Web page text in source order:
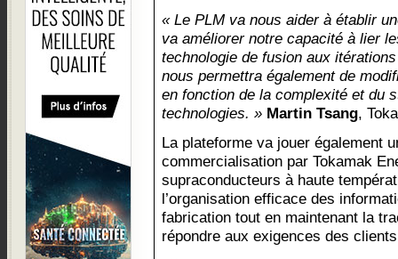
« Le PLM va nous aider à établir
va améliorer notre capacité à lier
technologie de fusion aux
nous permettra également de
en fonction de la complexité et du
technologies. » Martin Tsang,
La plateforme va jouer également
commercialisation par Tokamak
supraconducteurs à haute
l’organisation efficace des
fabrication tout en maintenant la
répondre aux exigences des